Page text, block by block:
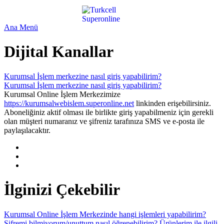
Ana Menü
Dijital Kanallar
Kurumsal İşlem merkezine nasıl giriş yapabilirim?
Kurumsal İşlem merkezine nasıl giriş yapabilirim?
Kurumsal Online İşlem Merkezimize
https://kurumsalwebislem.superonline.net​ linkinden erişebilirsiniz.
Aboneliğiniz aktif olması ile birlikte giriş yapabilmeniz için gerekli
olan müşteri numaranız ve şifreniz tarafınıza SMS ve e-posta ile
paylaşılacaktır.
İlginizi Çekebilir
Kurumsal Online İşlem Merkezinde hangi işlemleri yapabilirim?